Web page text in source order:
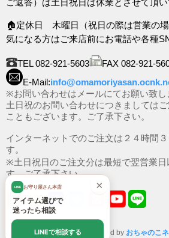
🏠定休日 木曜日（祝日の際は営業の場
気になる方はご来店前にお電話や各種
TEL 082-921-5603
FAX 082-921-
E-Mail:
※お問い合わせはメールにてお願い致し
土日祝のお問い合わせにつきましては
こともございます。ご了承下さい。
インターネットでのご注文は２４時間
す。
※土日祝日のご注文分は最短で翌営業日
す。ご了承下さい。
Powered by おちゃのこ
×
LINE お守り屋さん本店
アイテム選びで
迷ったら相談
LINEで相談する